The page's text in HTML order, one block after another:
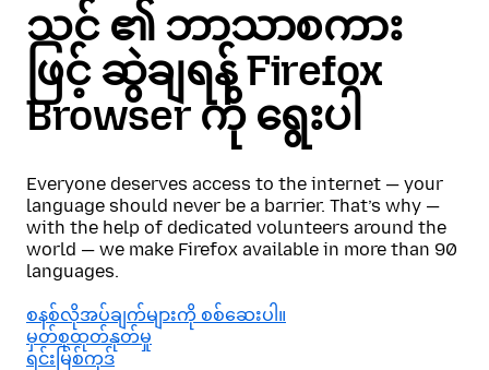
သင် ၏ ဘာသာစကား
ဖြင့် ဆွဲချရန် Firefox
Browser ကို ရွေးပါ
Everyone deserves access to the internet — your
language should never be a barrier. That’s why —
with the help of dedicated volunteers around the
world — we make Firefox available in more than 90
languages.
စနစ်လိုအပ်ချက်များကို စစ်ဆေးပါ။
မှတ်စုထုတ်နုတ်မှု
ရင်းမြစ်ကုဒ်